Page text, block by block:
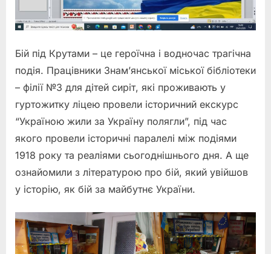
Бій під Крутами – це героїчна і водночас трагічна
подія. Працівники Знам’янської міської бібліотеки
– філії №3 для дітей сиріт, які проживають у
гуртожитку ліцею провели історичний екскурс
“Україною жили за Україну полягли”, під час
якого провели історичні паралелі між подіями
1918 року та реаліями сьогоднішнього дня. А ще
ознайомили з літературою про бій, який увійшов
у історію, як бій за майбутнє України.